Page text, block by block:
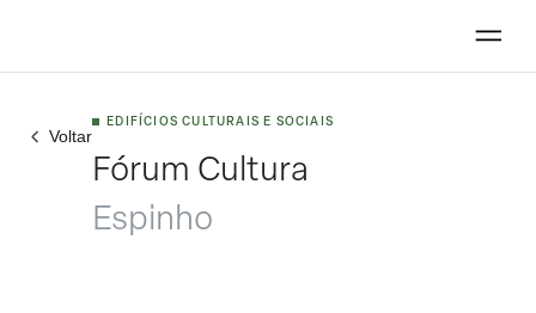
Voltar
EDIFÍCIOS CULTURAIS E SOCIAIS
Fórum Cultura
Espinho